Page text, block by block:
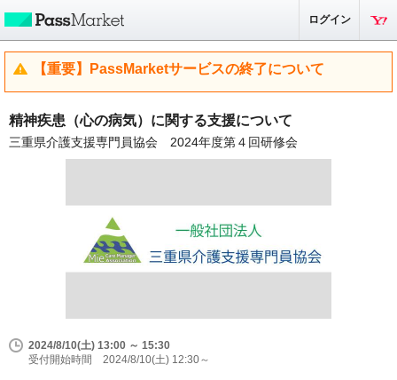
ログイン
【重要】PassMarketサービスの終了について
精神疾患（心の病気）に関する支援について
三重県介護支援専門員協会 2024年度第４回研修会
2024/8/10(土) 13:00 ～ 15:30
受付開始時間 2024/8/10(土) 12:30～